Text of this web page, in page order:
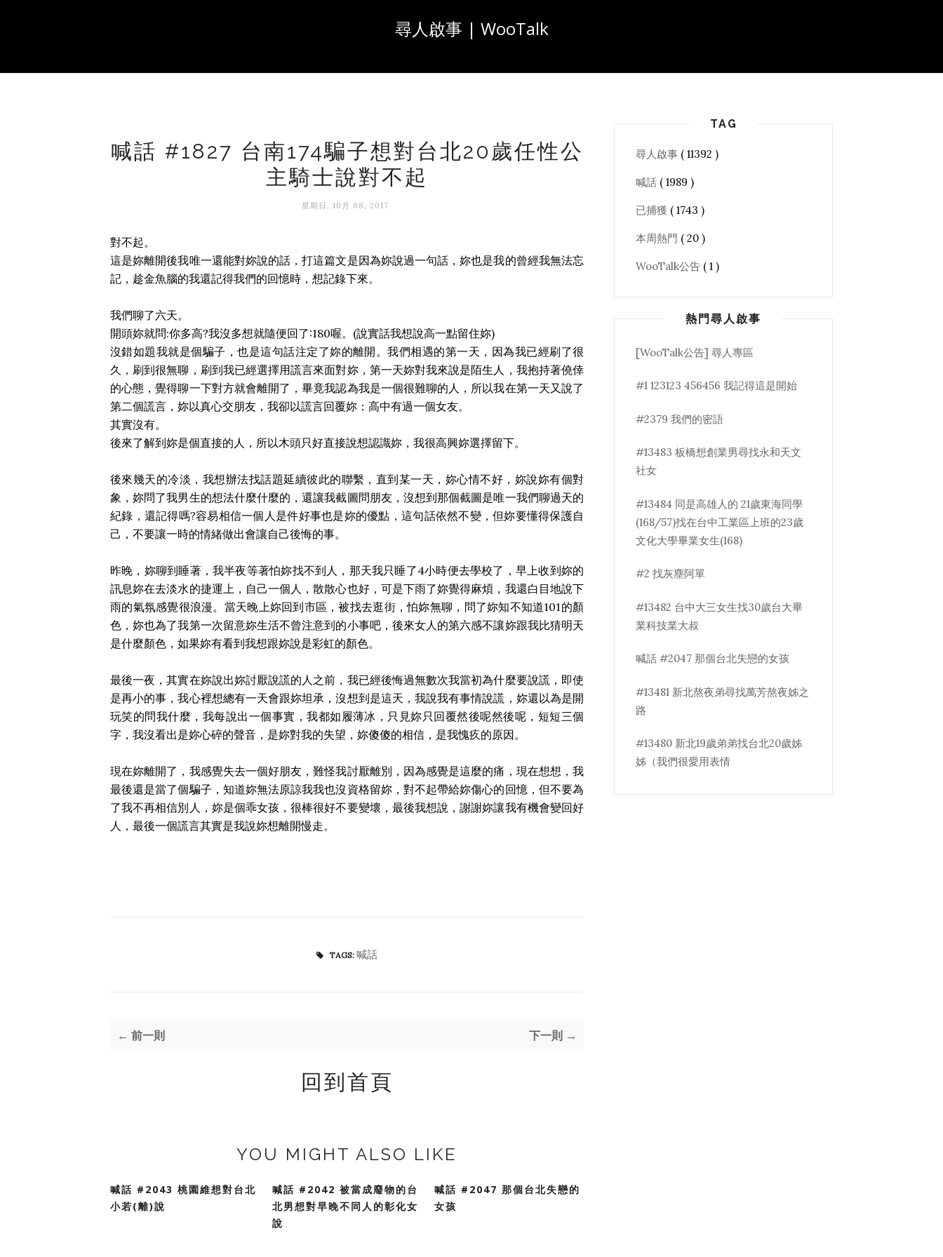
尋人啟事 | WooTalk
喊話 #1827 台南174騙子想對台北20歲任性公
主騎士說對不起
星期日, 10月 08, 2017
對不起。
這是妳離開後我唯一還能對妳說的話，打這篇文是因為妳說過一句話，妳也是我的曾經我無法忘
記，趁金魚腦的我還記得我們的回憶時，想記錄下來。
我們聊了六天。
開頭妳就問:你多高?我沒多想就隨便回了:180喔。(說實話我想說高一點留住妳)
沒錯如題我就是個騙子，也是這句話注定了妳的離開。我們相遇的第一天，因為我已經刷了很
久，刷到很無聊，刷到我已經選擇用謊言來面對妳，第一天妳對我來說是陌生人，我抱持著僥倖
的心態，覺得聊一下對方就會離開了，畢竟我認為我是一個很難聊的人，所以我在第一天又說了
第二個謊言，妳以真心交朋友，我卻以謊言回覆妳：高中有過一個女友。
其實沒有。
後來了解到妳是個直接的人，所以木頭只好直接說想認識妳，我很高興妳選擇留下。
後來幾天的冷淡，我想辦法找話題延續彼此的聯繫，直到某一天，妳心情不好，妳說妳有個對
象，妳問了我男生的想法什麼什麼的，還讓我截圖問朋友，沒想到那個截圖是唯一我們聊過天的
紀錄，還記得嗎?容易相信一個人是件好事也是妳的優點，這句話依然不變，但妳要懂得保護自
己，不要讓一時的情緒做出會讓自己後悔的事。
昨晚，妳聊到睡著，我半夜等著怕妳找不到人，那天我只睡了4小時便去學校了，早上收到妳的
訊息妳在去淡水的捷運上，自己一個人，散散心也好，可是下雨了妳覺得麻煩，我還白目地說下
雨的氣氛感覺很浪漫。當天晚上妳回到市區，被找去逛街，怕妳無聊，問了妳知不知道101的顏
色，妳也為了我第一次留意妳生活不曾注意到的小事吧，後來女人的第六感不讓妳跟我比猜明天
是什麼顏色，如果妳有看到我想跟妳說是彩虹的顏色。
最後一夜，其實在妳說出妳討厭說謊的人之前，我已經後悔過無數次我當初為什麼要說謊，即使
是再小的事，我心裡想總有一天會跟妳坦承，沒想到是這天，我說我有事情說謊，妳還以為是開
玩笑的問我什麼，我每說出一個事實，我都如履薄冰，只見妳只回覆然後呢然後呢，短短三個
字，我沒看出是妳心碎的聲音，是妳對我的失望，妳傻傻的相信，是我愧疚的原因。
現在妳離開了，我感覺失去一個好朋友，難怪我討厭離別，因為感覺是這麼的痛，現在想想，我
最後還是當了個騙子，知道妳無法原諒我我也沒資格留妳，對不起帶給妳傷心的回憶，但不要為
了我不再相信別人，妳是個乖女孩，很棒很好不要變壞，最後我想說，謝謝妳讓我有機會變回好
人，最後一個謊言其實是我說妳想離開慢走。
TAGS: 喊話
← 前一則 下一則 →
回到首頁
YOU MIGHT ALSO LIKE
喊話 #2043 桃園維想對台北
小若(離)說
喊話 #2042 被當成廢物的台
北男想對早晚不同人的彰化女
說
喊話 #2047 那個台北失戀的
女孩
TAG
尋人啟事 ( 11392 )
喊話 ( 1989 )
已捕獲 ( 1743 )
本周熱門 ( 20 )
WooTalk公告 ( 1 )
熱門尋人啟事
[WooTalk公告] 尋人專區
#1 123123 456456 我記得這是開始
#2379 我們的密語
#13483 板橋想創業男尋找永和天文
社女
#13484 同是高雄人的 21歲東海同學
(168/57)找在台中工業區上班的23歲
文化大學畢業女生(168)
#2 找灰塵阿單
#13482 台中大三女生找30歲台大畢
業科技業大叔
喊話 #2047 那個台北失戀的女孩
#13481 新北熬夜弟尋找萬芳熬夜姊之
路
#13480 新北19歲弟弟找台北20歲姊
姊（我們很愛用表情